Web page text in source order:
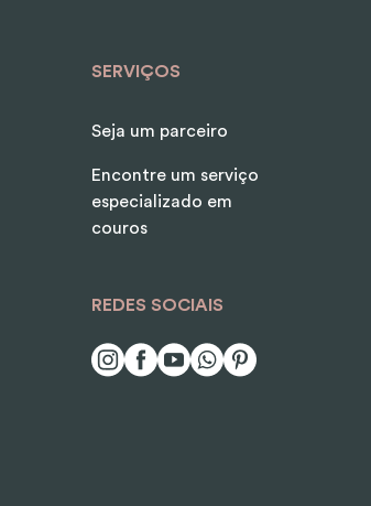
SERVIÇOS
Seja um parceiro
Encontre um serviço
especializado em
couros
REDES SOCIAIS